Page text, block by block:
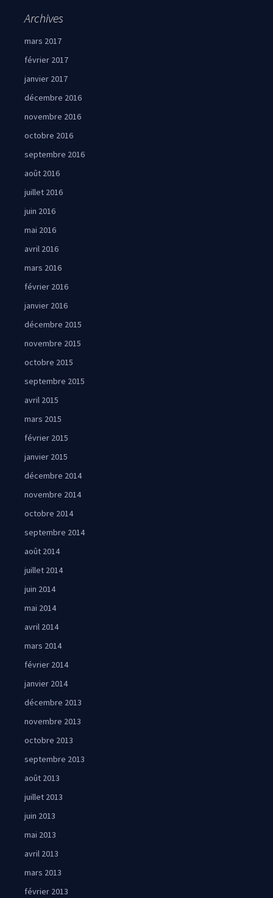
Archives
mars 2017
février 2017
janvier 2017
décembre 2016
novembre 2016
octobre 2016
septembre 2016
août 2016
juillet 2016
juin 2016
mai 2016
avril 2016
mars 2016
février 2016
janvier 2016
décembre 2015
novembre 2015
octobre 2015
septembre 2015
avril 2015
mars 2015
février 2015
janvier 2015
décembre 2014
novembre 2014
octobre 2014
septembre 2014
août 2014
juillet 2014
juin 2014
mai 2014
avril 2014
mars 2014
février 2014
janvier 2014
décembre 2013
novembre 2013
octobre 2013
septembre 2013
août 2013
juillet 2013
juin 2013
mai 2013
avril 2013
mars 2013
février 2013